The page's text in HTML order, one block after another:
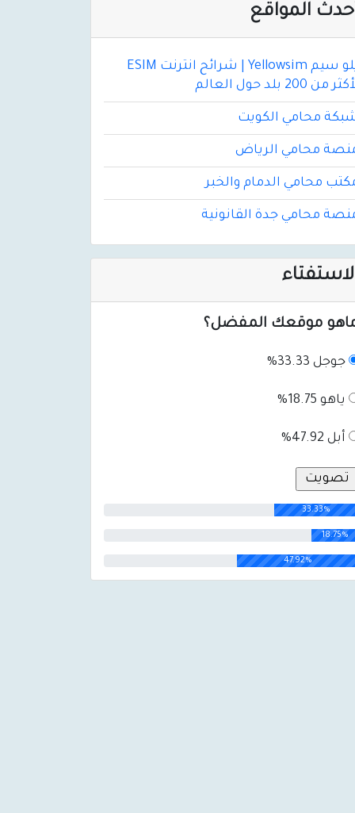
المواقع
يلو سيم Yellowsim | شرائح انترنت ESIM
من 200 بلد حول العالم
محامي الكويت
محامي الرياض
محامي الدمام والخبر
محامي جدة القانونية
موقعك المفضل؟
جوجل 33.33%
ياهو 18.75%
أبل 47.92%
33.33%
18.75%
47.92%